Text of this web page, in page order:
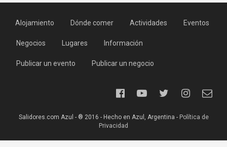
Alojamiento Dónde comer Actividades Eventos
Negocios Lugares Información
Publicar un evento Publicar un negocio
Salidores.com Azul - ® 2016 - Hecho en Azul, Argentina - Política de
Privacidad